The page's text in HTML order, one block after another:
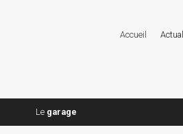
Le garage
Accueil